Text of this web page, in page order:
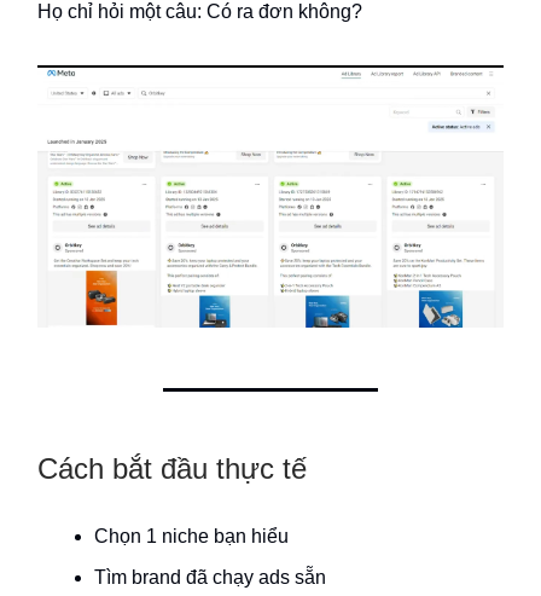
Họ chỉ hỏi một câu: Có ra đơn không?
Cách bắt đầu thực tế
Chọn 1 niche bạn hiểu
Tìm brand đã chạy ads sẵn